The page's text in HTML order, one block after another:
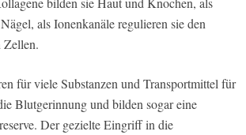
als Ionenkanäle regulieren sie den
Zellen.
für viele Substanzen und Transportmittel für
Blutgerinnung und bilden sogar eine
Der gezielte Eingriff in die